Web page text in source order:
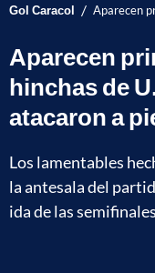
Gol Caracol / Aparecen
Aparecen
hinchas de
atacaron a
Los lamentables
la antesala del
ida de las